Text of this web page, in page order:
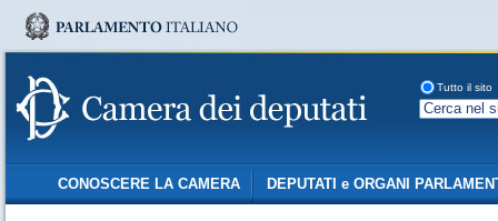
Tutto il sito
CONOSCERE LA CAMERA DEPUTATI e ORGANI